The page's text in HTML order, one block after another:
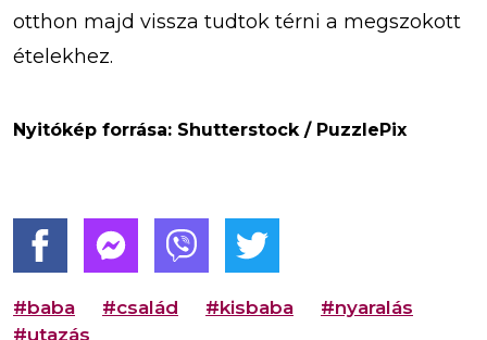
otthon majd vissza tudtok térni a megszokott
ételekhez.
Nyitókép forrása: Shutterstock / PuzzlePix
#baba #család #kisbaba
#nyaralás
#utazás